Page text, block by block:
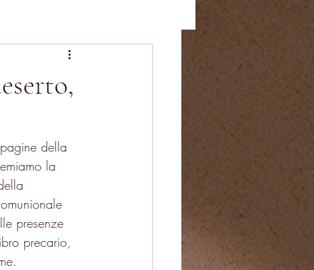
della
la
presenze
precario,